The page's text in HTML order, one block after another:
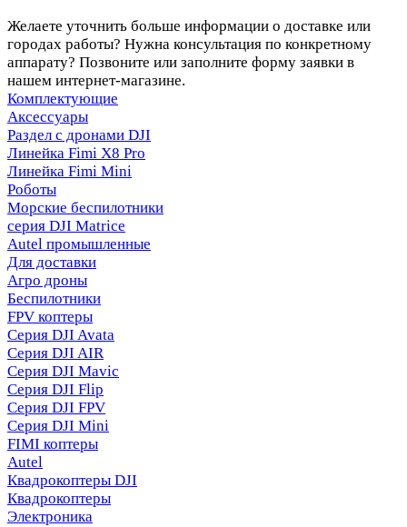
Желаете уточнить больше информации о доставке или
городах работы? Нужна консультация по конкретному
аппарату? Позвоните или заполните форму заявки в
нашем интернет-магазине.
Комплектующие
Аксессуары
Раздел с дронами DJI
Линейка Fimi X8 Pro
Линейка Fimi Mini
Роботы
Морские беспилотники
серия DJI Matrice
Autel промышленные
Для доставки
Агро дроны
Беспилотники
FPV коптеры
Серия DJI Avata
Серия DJI AIR
Серия DJI Mavic
Серия DJI Flip
Серия DJI FPV
Серия DJI Mini
FIMI коптеры
Autel
Квадрокоптеры DJI
Квадрокоптеры
Электроника